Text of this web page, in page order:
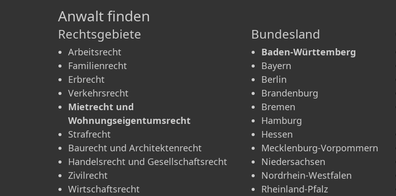
Anwalt finden
Rechtsgebiete
Arbeitsrecht
Familienrecht
Erbrecht
Verkehrsrecht
Mietrecht und
Wohnungseigentumsrecht
Strafrecht
Baurecht und Architektenrecht
Handelsrecht und Gesellschaftsrecht
Zivilrecht
Wirtschaftsrecht
Bundesland
Baden-Württemberg
Bayern
Berlin
Brandenburg
Bremen
Hamburg
Hessen
Mecklenburg-Vorpommern
Niedersachsen
Nordrhein-Westfalen
Rheinland-Pfalz